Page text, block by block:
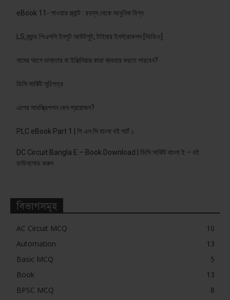
eBook 11- পাওয়ার প্ল্যান্ট : রহস্য থেকে আধুনিক বিশ্ব
LS ব্র্যান্ড পিএলসি ইনপুট আউটপুট, টাইমার ইনস্ট্রাকশন [ভিডিও]
নামের আগে ডাক্তার বা ইঞ্জিনিয়ার কারা ব্যবহার করতে পারবেন?
ডিসি সার্কিট সূচিপত্র
এপের সাবস্ক্রিপশন কেন প্রয়োজন?
PLC eBook Part 1 | পি এল সি বাংলা বই পার্ট ১
DC Circuit Bangla E – Book Download | ডিসি সার্কিট বাংলা ই – বই
ডাউনলোড করুন
বিভাগসমূহ
AC Circuit MCQ
10
Automation
13
Basic MCQ
5
Book
13
BPSC MCQ
8